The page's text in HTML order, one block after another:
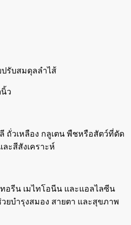
รับสมดุลลำไส้
ว
ถั่วเหลือง กลูเตน พืชหรือสัตว์ที่ดัด
ะสีสังเคราะห์
อรีน เมไทโอนีน และแอลไลซีน
ยบำรุงสมอง สายตา และสุขภาพ